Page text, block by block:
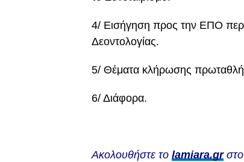
4/ Εισήγηση προς την ΕΠΟ
Δεοντολογίας.
5/ Θέματα κλήρωσης
6/ Διάφορα.
Ακολουθήστε το lamiara.grστο